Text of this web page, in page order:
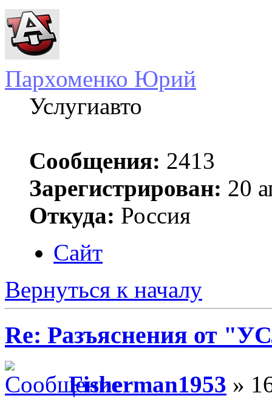
Пархоменко Юрий
Услугиавто
Сообщения: 2413
Зарегистрирован: 20
Откуда: Россия
Сайт
Вернуться к началу
Re: Разъяснения от
Fisherman1953 »